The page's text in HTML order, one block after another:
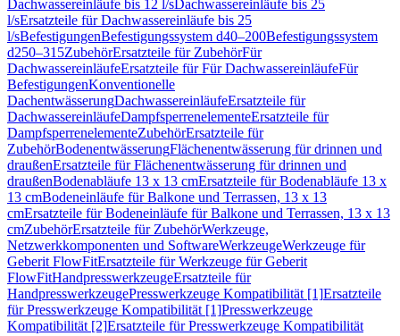
Dachwassereinläufe bis 12 l/sDachwassereinläufe bis 25
l/sErsatzteile für Dachwassereinläufe bis 25
l/sBefestigungenBefestigungssystem d40–200Befestigungssystem
d250–315ZubehörErsatzteile für ZubehörFür
DachwassereinläufeErsatzteile für Für DachwassereinläufeFür
BefestigungenKonventionelle
DachentwässerungDachwassereinläufeErsatzteile für
DachwassereinläufeDampfsperrenelementeErsatzteile für
DampfsperrenelementeZubehörErsatzteile für
ZubehörBodenentwässerungFlächenentwässerung für drinnen und
draußenErsatzteile für Flächenentwässerung für drinnen und
draußenBodenabläufe 13 x 13 cmErsatzteile für Bodenabläufe 13 x
13 cmBodeneinläufe für Balkone und Terrassen, 13 x 13
cmErsatzteile für Bodeneinläufe für Balkone und Terrassen, 13 x 13
cmZubehörErsatzteile für ZubehörWerkzeuge,
Netzwerkkomponenten und SoftwareWerkzeugeWerkzeuge für
Geberit FlowFitErsatzteile für Werkzeuge für Geberit
FlowFitHandpresswerkzeugeErsatzteile für
HandpresswerkzeugePresswerkzeuge Kompatibilität [1]Ersatzteile
für Presswerkzeuge Kompatibilität [1]Presswerkzeuge
Kompatibilität [2]Ersatzteile für Presswerkzeuge Kompatibilität